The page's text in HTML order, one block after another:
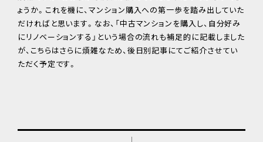
ょうか。これを機に、マンション購入への第一歩を踏み出していた
だければと思います。なお、「中古マンションを購入し、自分好み
にリノベーションする」という場合の流れも補足的に記載しました
が、こちらはさらに煩雑なため、後日別記事にてご紹介させてい
ただく予定です。